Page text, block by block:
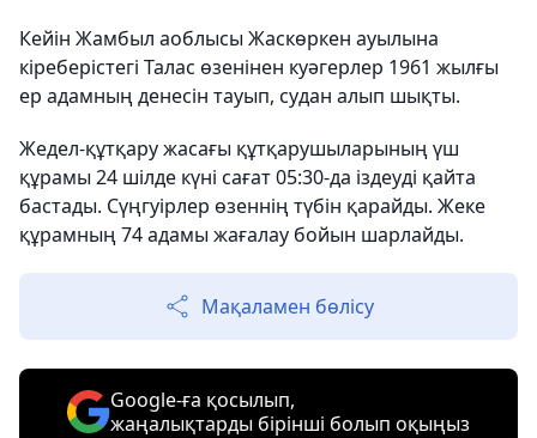
Кейін Жамбыл аоблысы Жаскөркен ауылына
кіреберістегі Талас өзенінен куәгерлер 1961 жылғы
ер адамның денесін тауып, судан алып шықты.
Жедел-құтқару жасағы құтқарушыларының үш
құрамы 24 шілде күні сағат 05:30-да іздеуді қайта
бастады. Сүңгуірлер өзеннің түбін қарайды. Жеке
құрамның 74 адамы жағалау бойын шарлайды.
Мақаламен бөлісу
Google-ға қосылып,
жаңалықтарды бірінші болып оқыңыз